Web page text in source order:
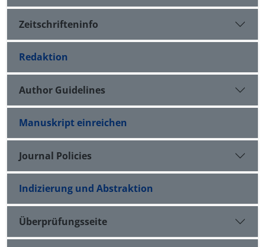
Zeitschrifteninfo
Redaktion
Author Guidelines
Manuskript einreichen
Journal Policies
Indizierung und Abstraktion
Überprüfungsseite